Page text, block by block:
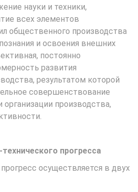
науки и техники,
всех элементов
общественного производства
и освоения внешних
постоянно
развития
результатом которой
совершенствование
организации производства,
прогресса
осуществляется в двух